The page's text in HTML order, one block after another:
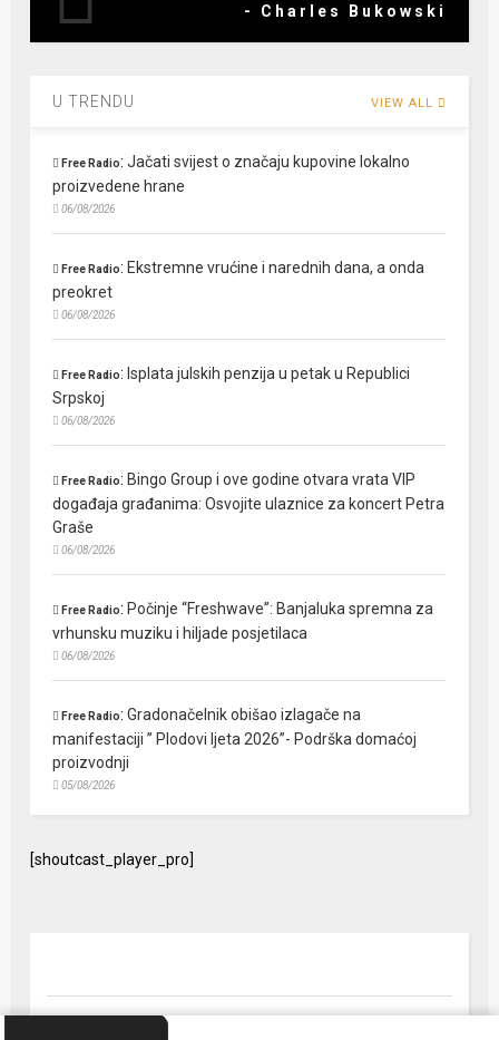
- Charles Bukowski
U TRENDU VIEW ALL
Free Radio:Jačati svijest o značaju kupovine lokalno
proizvedene hrane
06/08/2026
Free Radio: Ekstremne vrućine i narednih dana, a onda
preokret
06/08/2026
Free Radio: Isplata julskih penzija u petak u Republici
Srpskoj
06/08/2026
Free Radio: Bingo Group i ove godine otvara vrata VIP
događaja građanima: Osvojite ulaznice za koncert Petra
Graše
06/08/2026
Free Radio: Počinje “Freshwave”: Banjaluka spremna za
vrhunsku muziku i hiljade posjetilaca
06/08/2026
Free Radio:Gradonačelnik obišao izlagače na
manifestaciji ” Plodovi ljeta 2026”- Podrška domaćoj
proizvodnji
05/08/2026
[shoutcast_player_pro]